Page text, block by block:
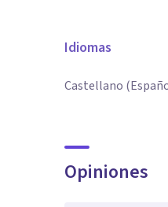
Idiomas
Castellano
Opiniones